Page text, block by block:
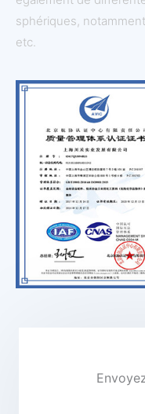
sphériques,
etc.